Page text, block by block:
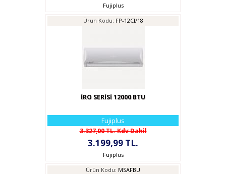
Fujiplus
Ürün Kodu: FP-12CI/18
İRO SERİSİ 12000 BTU
Fujiplus
3.327,00 TL. Kdv Dahil
3.199,99 TL.
Fujiplus
Ürün Kodu: MSAFBU